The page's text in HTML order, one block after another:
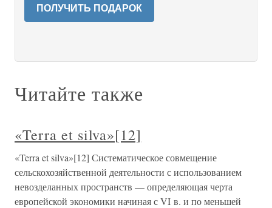
ПОЛУЧИТЬ ПОДАРОК
Читайте также
«Terra et silva»[12]
«Terra et silva»[12] Систематическое совмещение
сельскохозяйственной деятельности с использованием
невозделанных пространств — определяющая черта
европейской экономики начиная с VI в. и по меньшей